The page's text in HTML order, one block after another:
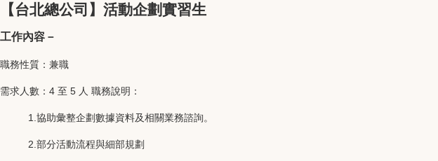
【台北總公司】活動企劃實習生
工作內容－
職務性質：兼職
需求人數：4 至 5 人 職務說明：
1.協助彙整企劃數據資料及相關業務諮詢。
2.部分活動流程與細部規劃